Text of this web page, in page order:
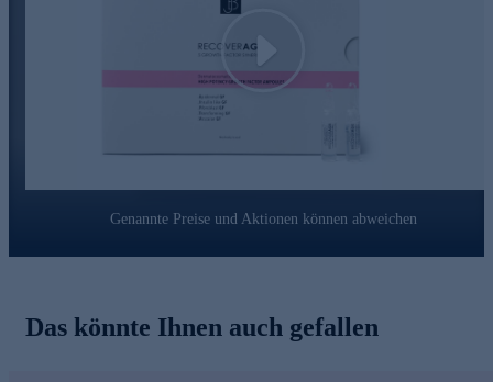
Play
Genannte Preise und Aktionen können abweichen
Das könnte Ihnen auch gefallen